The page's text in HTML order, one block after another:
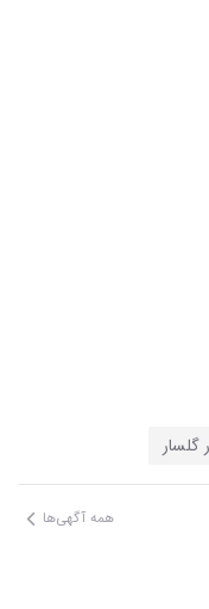
گلسار
همه آگهی‌ها